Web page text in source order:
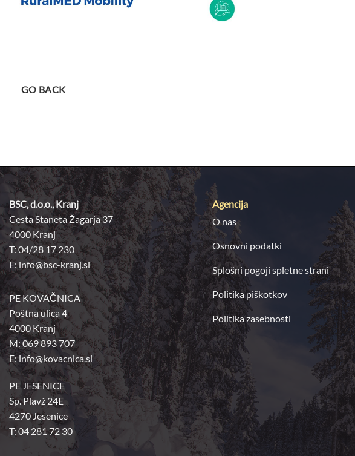
GO BACK
BSC, d.o.o., Kranj
Cesta Staneta Žagarja 37
4000 Kranj
T: 04/28 17 230
E:info@bsc-kranj.si
PE KOVAČNICA
Poštna ulica 4
4000 Kranj
M: 069 893 707
E: info@kovacnica.si
PE JESENICE
Sp. Plavž 24E
4270 Jesenice
T: 04 281 72 30
Agencija
O nas
Osnovni podatki
Splošni pogoji spletne strani
Politika piškotkov
Politika zasebnosti